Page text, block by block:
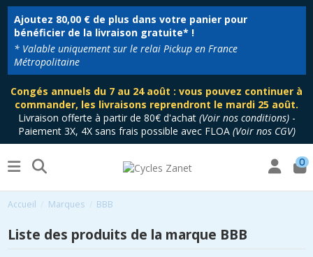
Ajoutez 80,00 €de plus dans votre panier pour
bénéficier de la livraison gratuite* !
* Valable uniquement sur le relai Pickup en France
Métropolitaine
Congés annuels du 7 au 24 août : vous pouvez continuer à
commander, les livraisons reprendront le mardi 25 août.
Livraison offerte à partir de 80€ d'achat (Voir nos conditions)-
Paiement 3X, 4X sans frais possible avec FLOA (Voir nos CGV)
0
Accueil Marques BBB
Liste des produits de la marque BBB